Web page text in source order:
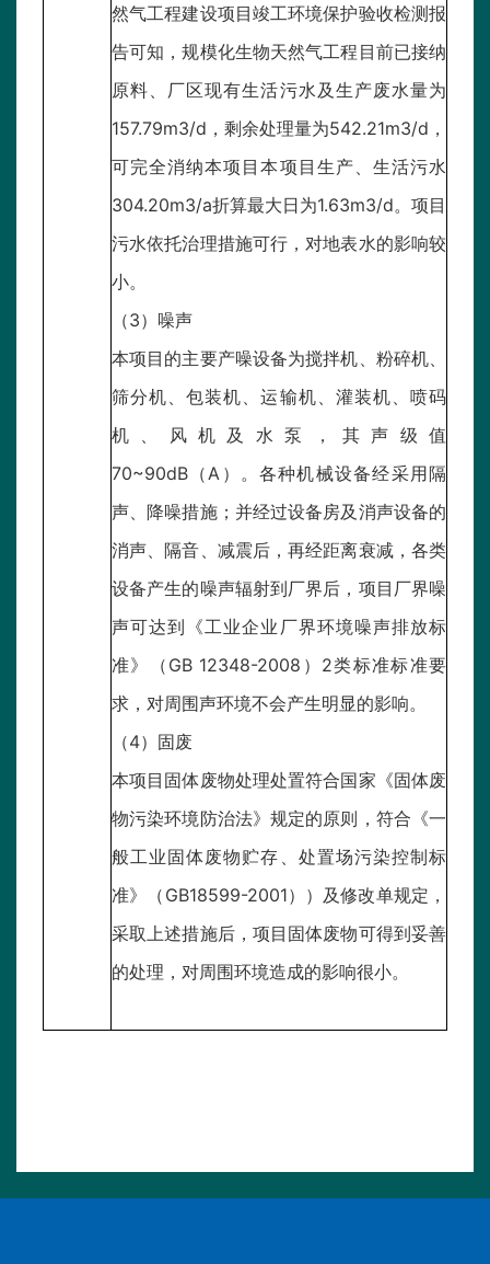
然气工程建设项目竣工环境保护验收检测报
告可知，规模化生物天然气工程目前已接纳
原料、厂区现有生活污水及生产废水量为
157.79m3/d，剩余处理量为542.21m3/d，
可完全消纳本项目本项目生产、生活污水
304.20m3/a折算最大日为1.63m3/d。项目
污水依托治理措施可行，对地表水的影响较
小。
（3）噪声
本项目的主要产噪设备为搅拌机、粉碎机、
筛分机、包装机、运输机、灌装机、喷码
机、风机及水泵，其声级值
70~90dB（A）。各种机械设备经采用隔
声、降噪措施；并经过设备房及消声设备的
消声、隔音、减震后，再经距离衰减，各类
设备产生的噪声辐射到厂界后，项目厂界噪
声可达到《工业企业厂界环境噪声排放标
准》（GB 12348-2008）2类标准标准要
求，对周围声环境不会产生明显的影响。
（4）固废
本项目固体废物处理处置符合国家《固体废
物污染环境防治法》规定的原则，符合《一
般工业固体废物贮存、处置场污染控制标
准》（GB18599-2001））及修改单规定，
采取上述措施后，项目固体废物可得到妥善
的处理，对周围环境造成的影响很小。